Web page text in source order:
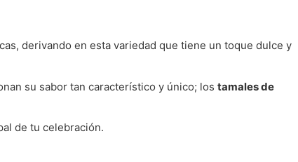
derivando en esta variedad que tiene un toque dulce y
su sabor tan característico y único; los tamales de
de tu celebración.